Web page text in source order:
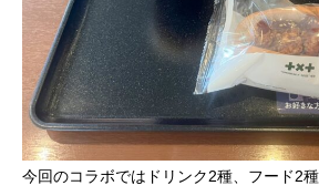
今回のコラボではドリンク2種、フード2